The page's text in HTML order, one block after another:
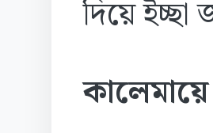
দিয়ে ইচ্ছা